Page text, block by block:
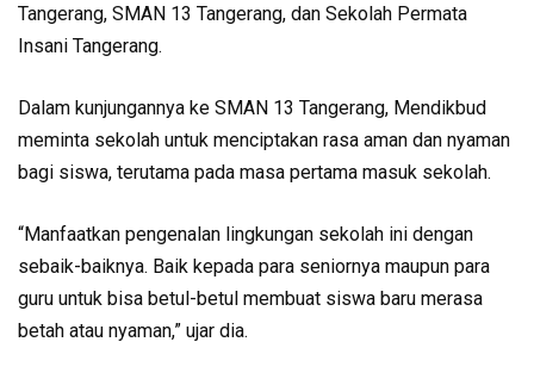
Tangerang, SMAN 13 Tangerang, dan Sekolah Per­mata
Insani Tangerang.
Dalam kunjungannya ke SMAN 13 Tangerang, Mendik­bud
meminta sekolah untuk menciptakan rasa aman dan nyaman
bagi siswa, terutama pada masa pertama masuk se­kolah.
“Manfaatkan pengenalan lingkungan sekolah ini dengan
sebaik-baiknya. Baik kepada para seniornya maupun para
guru untuk bisa betul-betul membuat siswa baru merasa
betah atau nyaman,” ujar dia.